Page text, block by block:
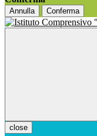
Annulla Conferma
close